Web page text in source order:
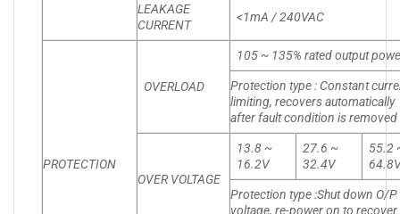
LEAKAGE
CURRENT
<1mA / 240VAC
PROTECTION
OVERLOAD
105 ~ 135% rated output
Protection type : Constant
limiting, recovers automatically
after fault condition is removed
OVER VOLTAGE
13.8 ~
16.2V
27.6 ~
32.4V
55.2
Protection type :Shut down O/P
voltage, re-power on to recover